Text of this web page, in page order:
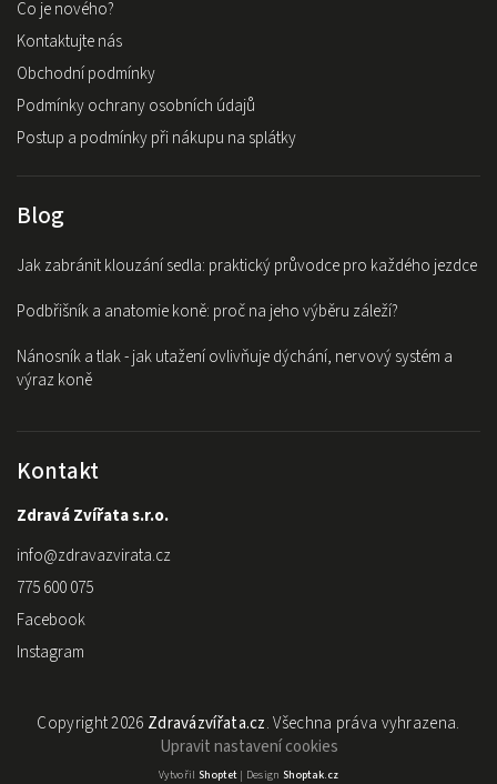
Co je nového?
Kontaktujte nás
Obchodní podmínky
Podmínky ochrany osobních údajů
Postup a podmínky při nákupu na splátky
Blog
Jak zabránit klouzání sedla: praktický průvodce pro každého jezdce
Podbřišník a anatomie koně: proč na jeho výběru záleží?
Nánosník a tlak - jak utažení ovlivňuje dýchání, nervový systém a
výraz koně
Kontakt
Zdravá Zvířata s.r.o.
info@zdravazvirata.cz
775 600 075
Facebook
Instagram
Copyright 2026 Zdravázvířata.cz. Všechna práva vyhrazena.
Upravit nastavení cookies
Vytvořil Shoptet| Design Shoptak.cz